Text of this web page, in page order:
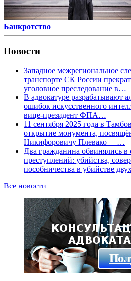
Банкротство
Новости
Западное межрегиональное
транспорте СК России
уголовное преследование в…
В адвокатуре разрабатывают
ошибок искусственного
вице-президент ФПА…
11 сентября 2025 года в
открытие монумента,
Никифоровичу Плевако —…
Два гражданина обвинялись
преступлений: убийства,
пособничества в убийстве
Все новости